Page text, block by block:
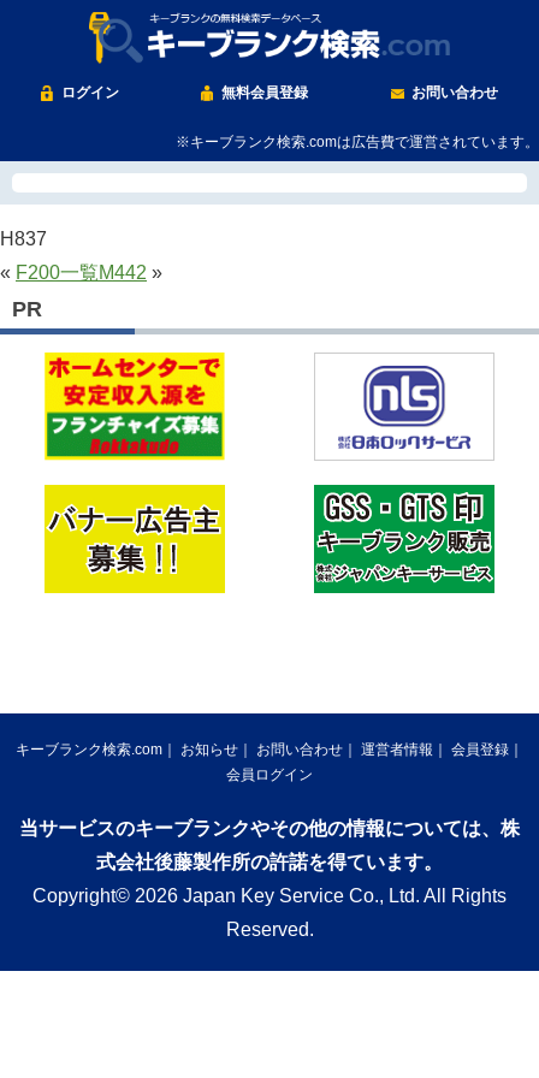
ログイン 無料会員登録 お問い合わせ
※キーブランク検索.comは広告費で運営されています。
H837
« F200一覧M442 »
PR
キーブランク検索.com お知らせ お問い合わせ 運営者情報
会員登録
会員ログイン
当サービスのキーブランクやその他の情報については、株
式会社後藤製作所の許諾を得ています。
Copyright© 2026 Japan Key Service Co., Ltd. All Rights
Reserved.